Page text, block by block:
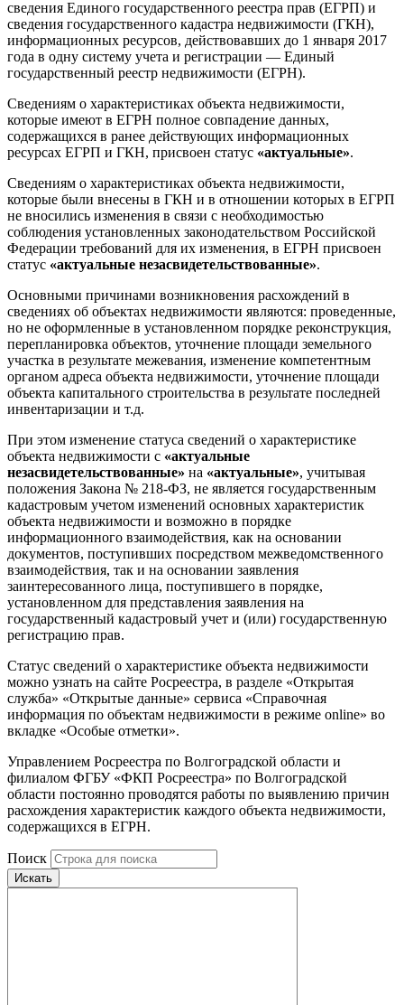
сведения Единого государственного реестра прав (ЕГРП) и
сведения государственного кадастра недвижимости (ГКН),
информационных ресурсов, действовавших до 1 января 2017
года в одну систему учета и регистрации — Единый
государственный реестр недвижимости (ЕГРН).
Сведениям о характеристиках объекта недвижимости,
которые имеют в ЕГРН полное совпадение данных,
содержащихся в ранее действующих информационных
ресурсах ЕГРП и ГКН, присвоен статус «актуальные».
Сведениям о характеристиках объекта недвижимости,
которые были внесены в ГКН и в отношении которых в ЕГРП
не вносились изменения в связи с необходимостью
соблюдения установленных законодательством Российской
Федерации требований для их изменения, в ЕГРН присвоен
статус «актуальные незасвидетельствованные».
Основными причинами возникновения расхождений в
сведениях об объектах недвижимости являются: проведенные,
но не оформленные в установленном порядке реконструкция,
перепланировка объектов, уточнение площади земельного
участка в результате межевания, изменение компетентным
органом адреса объекта недвижимости, уточнение площади
объекта капитального строительства в результате последней
инвентаризации и т.д.
При этом изменение статуса сведений о характеристике
объекта недвижимости с «актуальные
незасвидетельствованные» на «актуальные», учитывая
положения Закона № 218-ФЗ, не является государственным
кадастровым учетом изменений основных характеристик
объекта недвижимости и возможно в порядке
информационного взаимодействия, как на основании
документов, поступивших посредством межведомственного
взаимодействия, так и на основании заявления
заинтересованного лица, поступившего в порядке,
установленном для представления заявления на
государственный кадастровый учет и (или) государственную
регистрацию прав.
Статус сведений о характеристике объекта недвижимости
можно узнать на сайте Росреестра, в разделе «Открытая
служба» «Открытые данные» сервиса «Справочная
информация по объектам недвижимости в режиме online» во
вкладке «Особые отметки».
Управлением Росреестра по Волгоградской области и
филиалом ФГБУ «ФКП Росреестра» по Волгоградской
области постоянно проводятся работы по выявлению причин
расхождения характеристик каждого объекта недвижимости,
содержащихся в ЕГРН.
Поиск
Искать